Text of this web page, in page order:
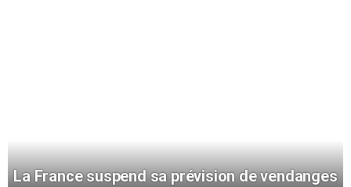
La France suspend sa prévision de vendanges